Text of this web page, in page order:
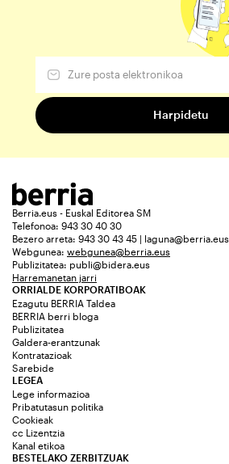
Berria.eus - Euskal Editorea SM
Telefonoa: 943 30 40 30
Bezero arreta: 943 30 43 45 | laguna@berria.eus
Webgunea: webgunea@berria.eus
Publizitatea: publi@bidera.eus
Harremanetan jarri
ORRIALDE KORPORATIBOAK
Ezagutu BERRIA Taldea
BERRIA berri bloga
Publizitatea
Galdera-erantzunak
Kontratazioak
Sarebide
LEGEA
Lege informazioa
Pribatutasun politika
Cookieak
cc Lizentzia
Kanal etikoa
BESTELAKO ZERBITZUAK